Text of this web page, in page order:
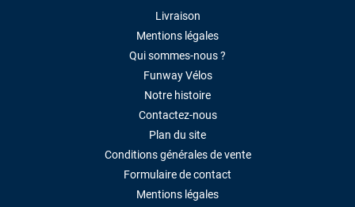
Livraison
Mentions légales
Qui sommes-nous ?
Funway Vélos
Notre histoire
Contactez-nous
Plan du site
Conditions générales de vente
Formulaire de contact
Mentions légales